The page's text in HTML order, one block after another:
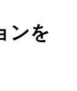
ンを